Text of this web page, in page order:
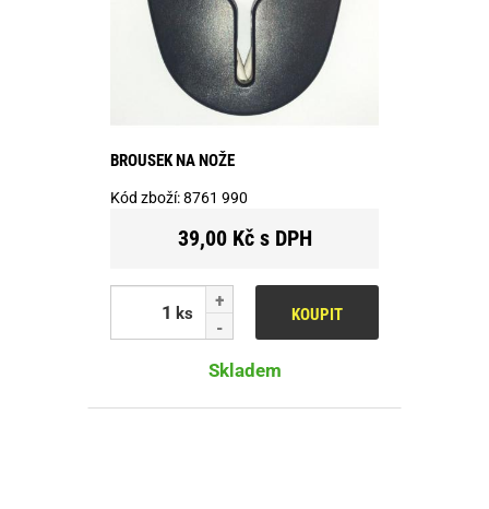
BROUSEK NA NOŽE
Kód zboží:8761 990
39,00 Kč s DPH
ks KOUPIT
Skladem